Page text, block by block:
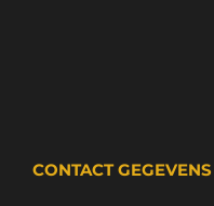
CONTACT GEGEVENS